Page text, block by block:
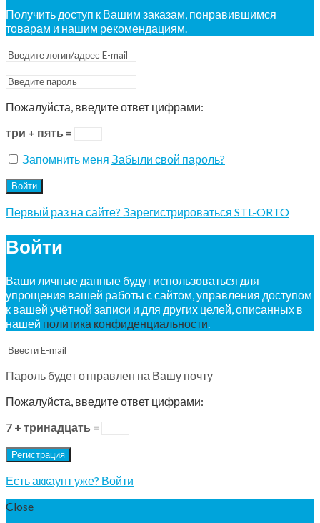
Получить доступ к Вашим заказам, понравившимся
товарам и нашим рекомендациям.
Пожалуйста, введите ответ цифрами:
три + пять =
Запомнить меня Забыли свой пароль?
Войти
Первый раз на сайте? Зарегистрироваться STL-ORTO
Войти
Ваши личные данные будут использоваться для
упрощения вашей работы с сайтом, управления доступом
к вашей учётной записи и для других целей, описанных в
нашей политика конфиденциальности.
Пароль будет отправлен на Вашу почту
Пожалуйста, введите ответ цифрами:
7 + тринадцать =
Регистрация
Есть аккаунт уже? Войти
Close